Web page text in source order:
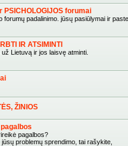
PSICHOLOGIJOS forumai
forumų padalinimo. jūsų pasiūlymai ir
IR ATSIMINTI
Lietuvą ir jos laisvę atminti.
ŽINIOS
pagalbos?
problemų sprendimo, tai rašykite,